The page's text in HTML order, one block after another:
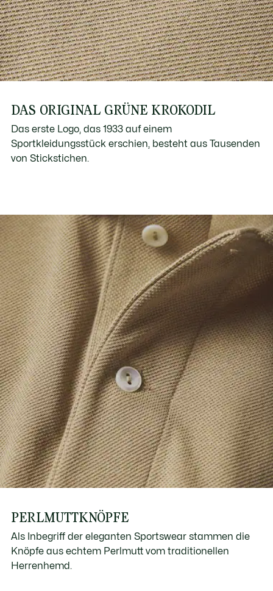
DAS ORIGINAL GRÜNE KROKODIL
Das erste Logo, das 1933 auf einem
Sportkleidungsstück erschien, besteht aus Tausenden
von Stickstichen.
PERLMUTTKNÖPFE
Als Inbegriff der eleganten Sportswear stammen die
Knöpfe aus echtem Perlmutt vom traditionellen
Herrenhemd.